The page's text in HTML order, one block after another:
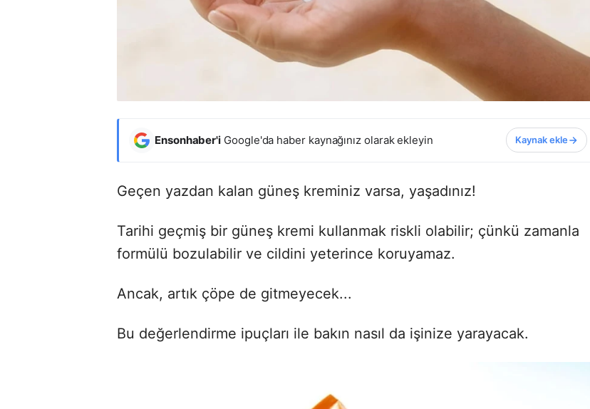
Ensonhaber'i Google'da haber kaynağınız olarak ekleyin Kaynak ekle
Geçen yazdan kalan güneş kreminiz varsa, yaşadınız!
Tarihi geçmiş bir güneş kremi kullanmak riskli olabilir; çünkü zamanla
formülü bozulabilir ve cildini yeterince koruyamaz.
Ancak, artık çöpe de gitmeyecek...
Bu değerlendirme ipuçları ile bakın nasıl da işinize yarayacak.